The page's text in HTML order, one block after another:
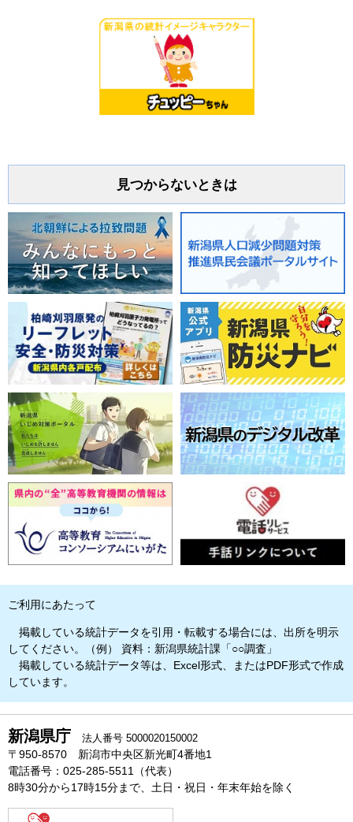
見つからないときは
ご利用にあたって
掲載している統計データを引用・転載する場合には、出所を明示
してください。（例） 資料：新潟県統計課「○○調査」
掲載している統計データ等は、Excel形式、またはPDF形式で作成
しています。
新潟県庁 法人番号 5000020150002
〒950-8570 新潟市中央区新光町4番地1
電話番号：025-285-5511（代表）
8時30分から17時15分まで、土日・祝日・年末年始を除く